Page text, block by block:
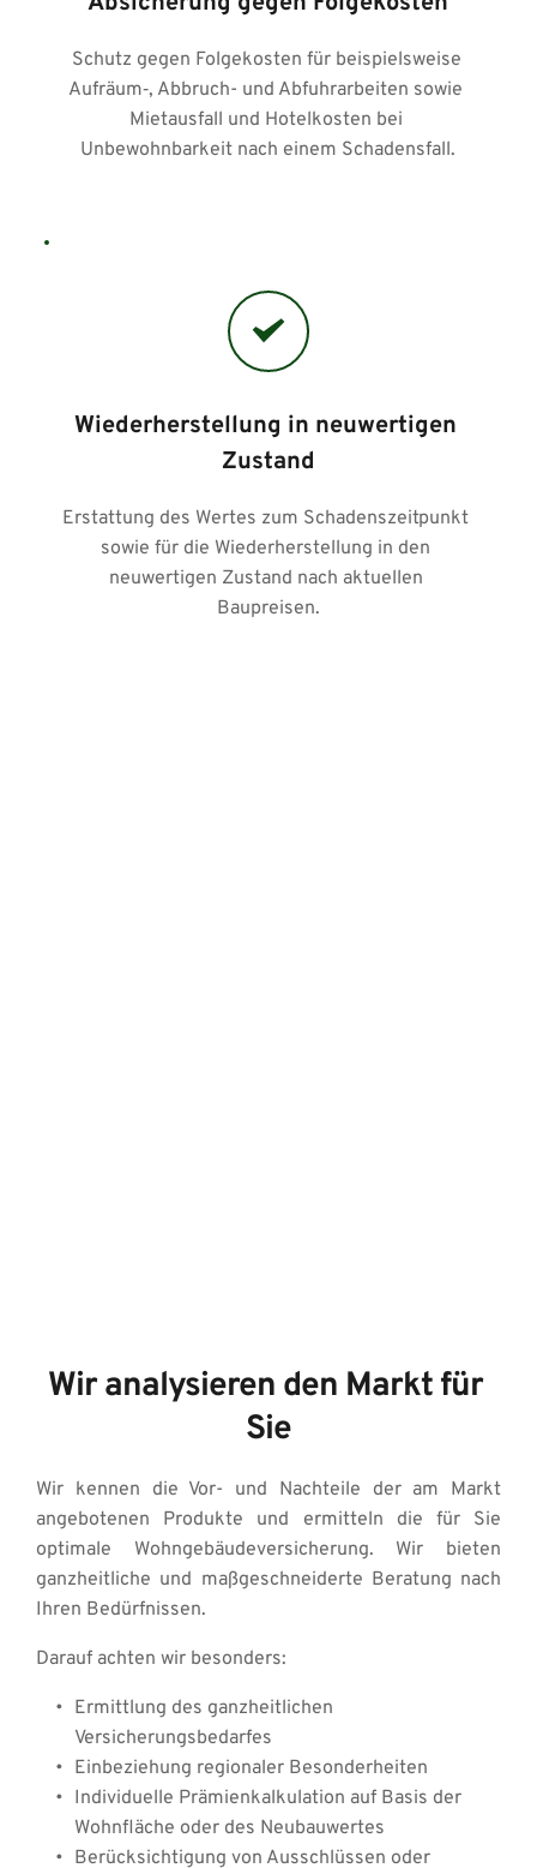
Schutz gegen Folgekosten für beispielsweise
Aufräum‑, Abbruch- und Abfuhrarbeiten sowie
Mietausfall und Hotelkosten bei
Unbewohnbarkeit nach einem Schadensfall.
Wiederherstellung in neuwertigen
Zustand
Erstattung des Wertes zum Schadenszeitpunkt
sowie für die Wiederherstellung in den
neuwertigen Zustand nach aktuellen
Baupreisen.
Wir analysieren den Markt für
Sie
Wir kennen die Vor- und Nachteile der am Markt
angebotenen Produkte und ermitteln die für Sie
optimale Wohngebäudeversicherung. Wir bieten
ganzheitliche und maßgeschneiderte Beratung nach
Ihren Bedürfnissen.
Darauf achten wir besonders:
Ermittlung des ganzheitlichen
Versicherungsbedarfes
Einbeziehung regionaler Besonderheiten
Individuelle Prämienkalkulation auf Basis der
Wohnfläche oder des Neubauwertes
Berücksichtigung von Ausschlüssen oder